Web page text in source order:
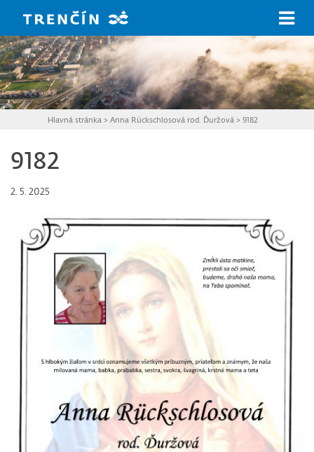
Hlavná stránka >Anna Rückschlosová rod. Ďuržová >9182
9182
2. 5. 2025